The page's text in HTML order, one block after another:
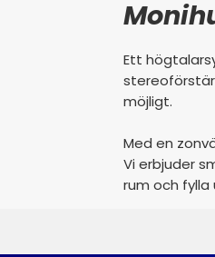
Ett
möjligt.
Med en
Vi erbjuder
rum och